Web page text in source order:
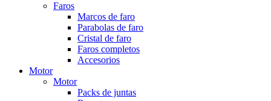
Faros
Marcos de faro
Parabolas de faro
Cristal de faro
Faros completos
Accesorios
Motor
Motor
Packs de juntas